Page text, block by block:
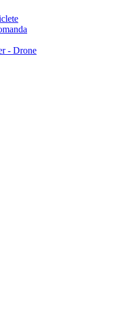
- Drone